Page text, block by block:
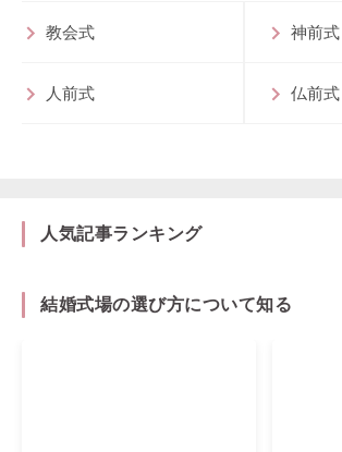
教会式 神前式
人前式 仏前式
人気記事ランキング
結婚式場の選び方について知る